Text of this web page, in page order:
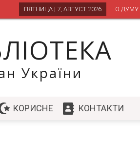
ПЯТНИЦА | 7, АВГУСТ 2026 О ДУМУ
України
КОРИСНЕ КОНТАКТИ